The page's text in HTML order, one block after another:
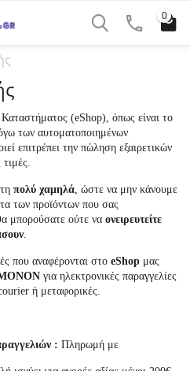
0
(eShop), όπως είναι το
των αυτοματοποιημένων
επιτρέπει την πώληση εξαιρετικών
πολύ χαμηλά, ώστε να μην κάνουμε
των προϊόντων που σας
μπορούσατε ούτε να ονειρευτείτε
.
που αναφέρονται στο eShop μας
ΜΟΝΟΝ για ηλεκτρονικές παραγγελίες
ή μεταφορικές.
: Πληρωμή με